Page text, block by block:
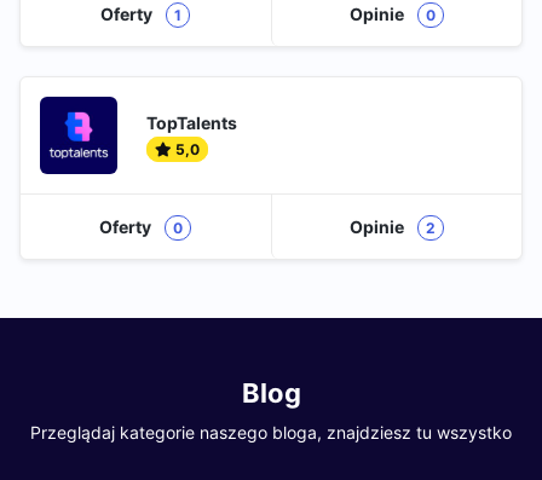
Oferty 1 Opinie 0
TopTalents
5,0
Oferty 0 Opinie 2
Blog
Przeglądaj kategorie naszego bloga, znajdziesz tu wszystko